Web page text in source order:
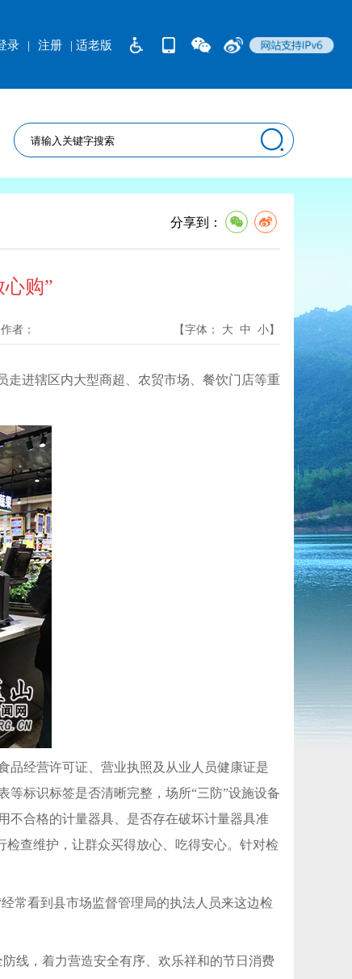
| 适老版
录 | 注册
分享到：
购”
作者： 【字体： 大 中 小】
走进辖区内大型商超、农贸市场、餐饮门店等重
品经营许可证、营业执照及从业人员健康证是
标识标签是否清晰完整，场所“三防”设施设备
不合格的计量器具、是否存在破坏计量器具准
查维护，让群众买得放心、吃得安心。针对检
常看到县市场监督管理局的执法人员来这边检
线，着力营造安全有序、欢乐祥和的节日消费